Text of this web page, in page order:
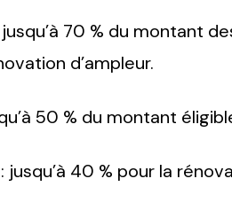
70 % du montant
d’ampleur.
50 % du montant
jusqu’à 40 % pour la